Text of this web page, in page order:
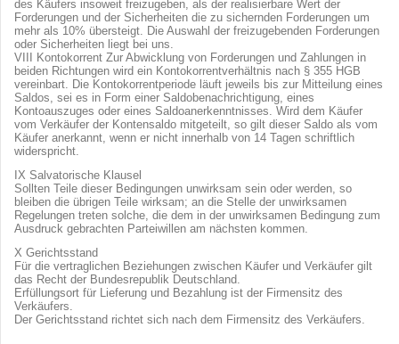
des Käufers insoweit freizugeben, als der realisierbare Wert der
Forderungen und der Sicherheiten die zu sichernden Forderungen um
mehr als 10% übersteigt. Die Auswahl der freizugebenden Forderungen
oder Sicherheiten liegt bei uns.
VIII Kontokorrent Zur Abwicklung von Forderungen und Zahlungen in
beiden Richtungen wird ein Kontokorrentverhältnis nach § 355 HGB
vereinbart. Die Kontokorrentperiode läuft jeweils bis zur Mitteilung eines
Saldos, sei es in Form einer Saldobenachrichtigung, eines
Kontoauszuges oder eines Saldoanerkenntnisses. Wird dem Käufer
vom Verkäufer der Kontensaldo mitgeteilt, so gilt dieser Saldo als vom
Käufer anerkannt, wenn er nicht innerhalb von 14 Tagen schriftlich
widerspricht.
IX Salvatorische Klausel
Sollten Teile dieser Bedingungen unwirksam sein oder werden, so
bleiben die übrigen Teile wirksam; an die Stelle der unwirksamen
Regelungen treten solche, die dem in der unwirksamen Bedingung zum
Ausdruck gebrachten Parteiwillen am nächsten kommen.
X Gerichtsstand
Für die vertraglichen Beziehungen zwischen Käufer und Verkäufer gilt
das Recht der Bundesrepublik Deutschland.
Erfüllungsort für Lieferung und Bezahlung ist der Firmensitz des
Verkäufers.
Der Gerichtsstand richtet sich nach dem Firmensitz des Verkäufers.